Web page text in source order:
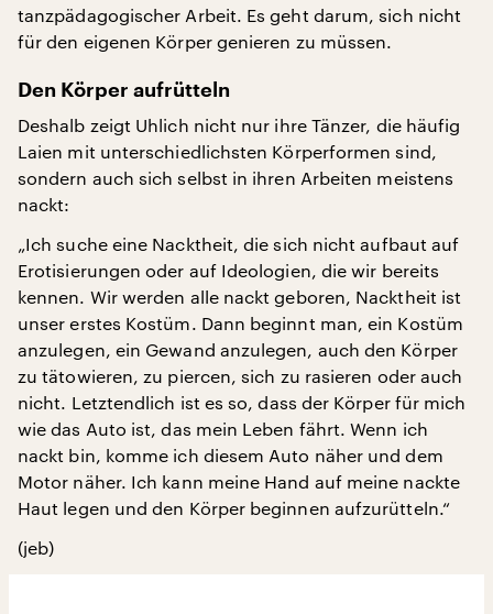
tanzpädagogischer Arbeit. Es geht darum, sich nicht
für den eigenen Körper genieren zu müssen.
Den Körper aufrütteln
Deshalb zeigt Uhlich nicht nur ihre Tänzer, die häufig
Laien mit unterschiedlichsten Körperformen sind,
sondern auch sich selbst in ihren Arbeiten meistens
nackt:
„Ich suche eine Nacktheit, die sich nicht aufbaut auf
Erotisierungen oder auf Ideologien, die wir bereits
kennen. Wir werden alle nackt geboren, Nacktheit ist
unser erstes Kostüm. Dann beginnt man, ein Kostüm
anzulegen, ein Gewand anzulegen, auch den Körper
zu tätowieren, zu piercen, sich zu rasieren oder auch
nicht. Letztendlich ist es so, dass der Körper für mich
wie das Auto ist, das mein Leben fährt. Wenn ich
nackt bin, komme ich diesem Auto näher und dem
Motor näher. Ich kann meine Hand auf meine nackte
Haut legen und den Körper beginnen aufzurütteln.“
(jeb)